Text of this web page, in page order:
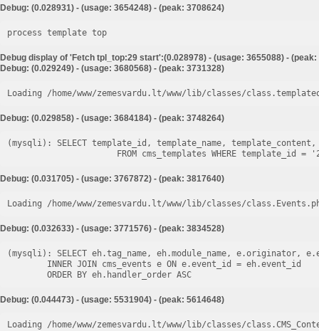
Debug: (0.028931) - (usage: 3654248) - (peak: 3708624)
process template top
Debug display of 'Fetch tpl_top:29 start':(0.028978) - (usage: 3655088) - (peak:
Debug: (0.029249) - (usage: 3680568) - (peak: 3731328)
Loading /home/www/zemesvardu.lt/www/lib/classes/
Debug: (0.029858) - (usage: 3684184) - (peak: 3748264)
(mysqli): SELECT template_id, template_name,
Debug: (0.031705) - (usage: 3767872) - (peak: 3817640)
Loading /home/www/zemesvardu.lt/www/lib/classes/
Debug: (0.032633) - (usage: 3771576) - (peak: 3834528)
(mysqli): SELECT eh.tag_name, eh.module_name, e.originator,
Debug: (0.044473) - (usage: 5531904) - (peak: 5614648)
Loading /home/www/zemesvardu.lt/www/lib/classes/